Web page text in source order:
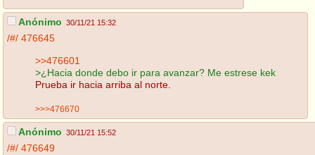
Anónimo 30/11/21 15:32
/#/ 476645
>>476601
>¿Hacia donde debo ir para avanzar? Me estrese kek
Prueba ir hacia arriba al norte.
>>>476670
Anónimo 30/11/21 15:52
/#/ 476649